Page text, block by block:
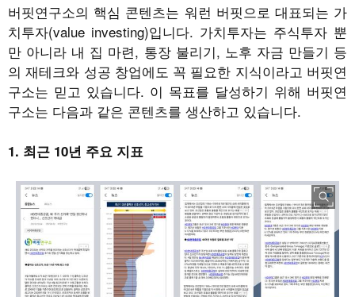
버핏연구소의 핵심 콘텐츠는 워런 버핏으로 대표되는 가
치투자(value investing)입니다. 가치투자는 주식투자 뿐
만 아니라 내 집 마련, 통장 불리기, 노후 자금 만들기 등
의 재테크와 성공 창업에도 꼭 필요한 지식이라고 버핏연
구소는 믿고 있습니다. 이 목표를 달성하기 위해 버핏연
구소는 다음과 같은 콘텐츠를 생산하고 있습니다.
1. 최근 10년 주요 지표